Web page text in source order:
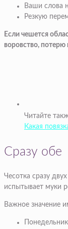
Ваши слова
Резкую
Если чешется
воровство,
Читайте
Какая
Сразу обе
Чесотка сразу
испытывает муки
Важное значение